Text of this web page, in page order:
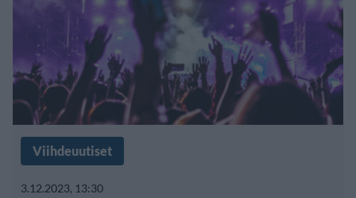
Viihdeuutiset
3.12.2023, 13:30